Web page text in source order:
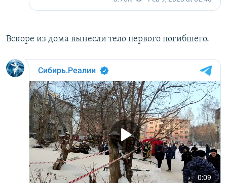
Вскоре из дома вынесли тело первого погибшего.